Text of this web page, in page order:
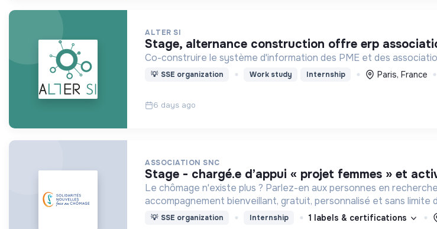
ALTER SI
stage, alternance construction offre erp
Co-construire le système d'information des PME et des
💡 SSE organization Work study Internship Paris, France
6 days ago
ASSOCIATION SNC
stage - chargé.e d’appui « projet femmes » et
Le chômage n'existe plus ? Parlez-en aux personnes en
accompagnement bienveillant, gratuit, personnalisé et sans limite
💡 SSE organization Internship 1 labels & certifications